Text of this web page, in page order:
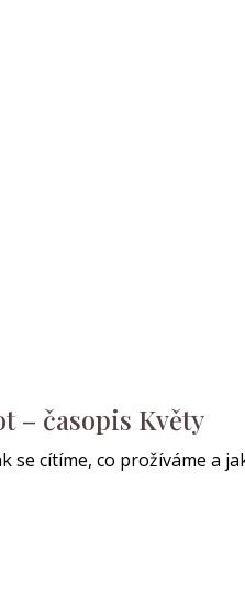
– časopis Květy
se cítíme, co prožíváme a